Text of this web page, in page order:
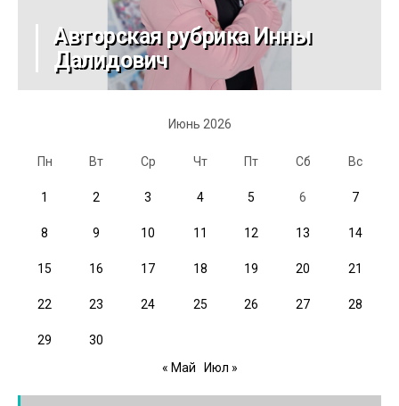
Авторская рубрика Инны
Далидович
Июнь 2026
Пн Вт Ср Чт Пт Сб Вс
1 2 3 4 5 6 7
8 9 10 11 12 13 14
15 16 17 18 19 20 21
22 23 24 25 26 27 28
29
30
« Май
Июл »